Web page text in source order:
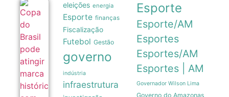
Copa do
Brasil
atingir
marca
com
quartas
de final
composta
apenas
eleições energia
Esporte finanças
Fiscalização
Futebol Gestão
governo
indústria
infraestrutura
Esporte
Esporte/AM
Esportes
Esportes/AM
Esportes | AM
Governador Wilson Lima
Governo do Amazonas